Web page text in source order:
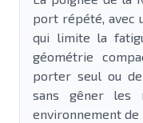
port répété, avec
qui limite la
géométrie
porter seul ou de
sans gêner les
environnement de